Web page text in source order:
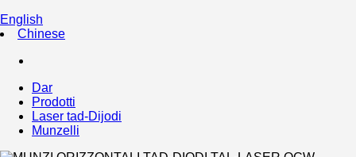
English
Chinese
Dar
Prodotti
Laser tad-Dijodi
Munzelli